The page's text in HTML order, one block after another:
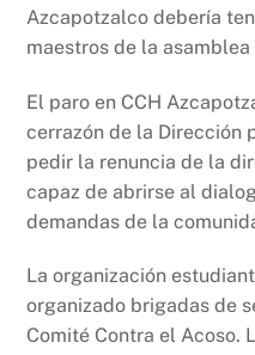
Azcapotzalco debería
maestros de la
El paro en CCH
cerrazón de la Dirección
pedir la renuncia de la
capaz de abrirse al
demandas de la
La organización
organizado brigadas de
Comité Contra el Acoso.